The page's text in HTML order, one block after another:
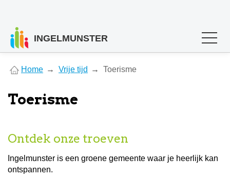
INGELMUNSTER
are
Home Vrije tijd Toerisme
Toerisme
Ontdek onze troeven
Ingelmunster is een groene gemeente waar je heerlijk kan
ontspannen.